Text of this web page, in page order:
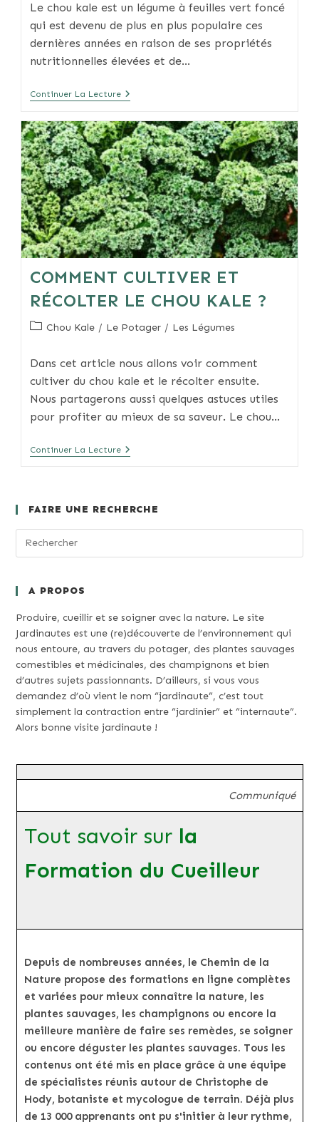
Le chou kale est un légume à feuilles vert foncé
qui est devenu de plus en plus populaire ces
dernières années en raison de ses propriétés
nutritionnelles élevées et de…
Continuer La LectureQuelle
Est
Du
Chou
Kale
?
COMMENT CULTIVER ET
RÉCOLTER LE CHOU KALE ?
PostChou Kale / Le Potager / Les Légumes
Dans cet article nous allons voir comment
cultiver du chou kale et le récolter ensuite.
Nous partagerons aussi quelques astuces utiles
pour profiter au mieux de sa saveur. Le chou…
Continuer La LectureComment
Cultiver
Chou
?
FAIRE UNE RECHERCHE
A PROPOS
Produire, cueillir et se soigner avec la nature. Le site
Jardinautes est une (re)découverte de l’environnement qui
nous entoure, au travers du potager, des plantes sauvages
comestibles et médicinales, des champignons et bien
d’autres sujets passionnants. D’ailleurs, si vous vous
demandez d’où vient le nom “jardinaute”, c’est tout
simplement la contraction entre “jardinier” et “internaute”.
Alors bonne visite jardinaute !
Communiqué
Tout savoir sur la
Formation du Cueilleur
Depuis de nombreuses années, le Chemin de la
Nature propose des formations en ligne complètes
et variées pour mieux connaître la nature, les
plantes sauvages, les champignons ou encore la
meilleure manière de faire ses remèdes, se soigner
ou encore déguster les plantes sauvages. Tous les
contenus ont été mis en place grâce à une équipe
de spécialistes réunis autour de Christophe de
Hody, botaniste et mycologue de terrain. Déjà plus
de 13 000 apprenants ont pu s'initier à leur rythme,